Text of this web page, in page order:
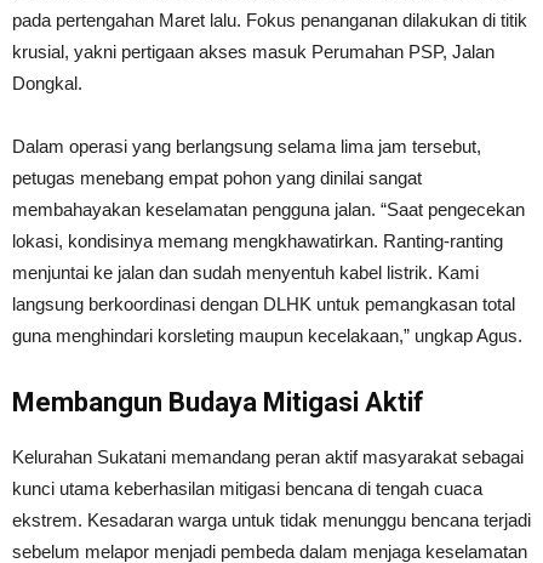
pada pertengahan Maret lalu. Fokus penanganan dilakukan di titik
krusial, yakni pertigaan akses masuk Perumahan PSP, Jalan
Dongkal.
Dalam operasi yang berlangsung selama lima jam tersebut,
petugas menebang empat pohon yang dinilai sangat
membahayakan keselamatan pengguna jalan. “Saat pengecekan
lokasi, kondisinya memang mengkhawatirkan. Ranting-ranting
menjuntai ke jalan dan sudah menyentuh kabel listrik. Kami
langsung berkoordinasi dengan DLHK untuk pemangkasan total
guna menghindari korsleting maupun kecelakaan,” ungkap Agus.
Membangun Budaya Mitigasi Aktif
Kelurahan Sukatani memandang peran aktif masyarakat sebagai
kunci utama keberhasilan mitigasi bencana di tengah cuaca
ekstrem. Kesadaran warga untuk tidak menunggu bencana terjadi
sebelum melapor menjadi pembeda dalam menjaga keselamatan